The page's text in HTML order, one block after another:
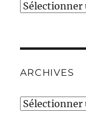
Catégories
ARCHIVES
Archives